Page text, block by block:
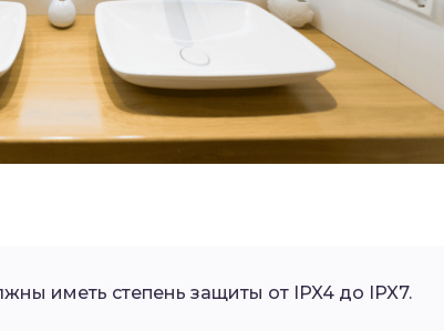
иметь степень защиты от IPX4 до IPX7.